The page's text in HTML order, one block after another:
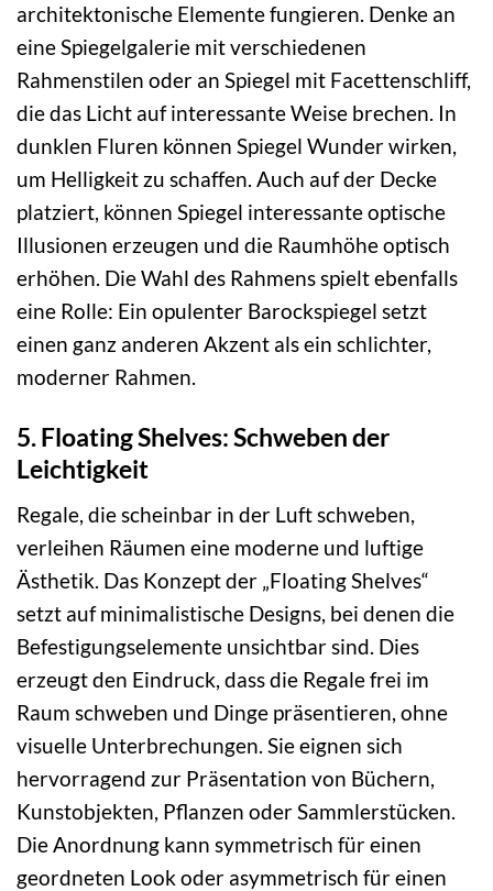
architektonische Elemente fungieren. Denke an
eine Spiegelgalerie mit verschiedenen
Rahmenstilen oder an Spiegel mit Facettenschliff,
die das Licht auf interessante Weise brechen. In
dunklen Fluren können Spiegel Wunder wirken,
um Helligkeit zu schaffen. Auch auf der Decke
platziert, können Spiegel interessante optische
Illusionen erzeugen und die Raumhöhe optisch
erhöhen. Die Wahl des Rahmens spielt ebenfalls
eine Rolle: Ein opulenter Barockspiegel setzt
einen ganz anderen Akzent als ein schlichter,
moderner Rahmen.
5. Floating Shelves: Schweben der
Leichtigkeit
Regale, die scheinbar in der Luft schweben,
verleihen Räumen eine moderne und luftige
Ästhetik. Das Konzept der „Floating Shelves“
setzt auf minimalistische Designs, bei denen die
Befestigungselemente unsichtbar sind. Dies
erzeugt den Eindruck, dass die Regale frei im
Raum schweben und Dinge präsentieren, ohne
visuelle Unterbrechungen. Sie eignen sich
hervorragend zur Präsentation von Büchern,
Kunstobjekten, Pflanzen oder Sammlerstücken.
Die Anordnung kann symmetrisch für einen
geordneten Look oder asymmetrisch für einen